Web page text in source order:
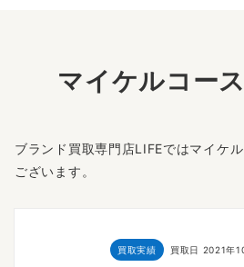
マイケルコー
ブランド買取専門店LIFEではマイケ
ございます。
買取実績 買取日 2021年